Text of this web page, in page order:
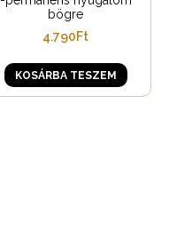
bögre
4.790Ft
KOSÁRBA TESZEM